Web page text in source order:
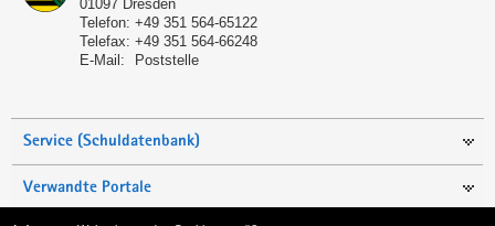
01097 Dresden
Telefon: +49 351 564-65122
Telefax: +49 351 564-66248
E-Mail:
Poststelle
Service (Schuldatenbank)
Verwandte Portale